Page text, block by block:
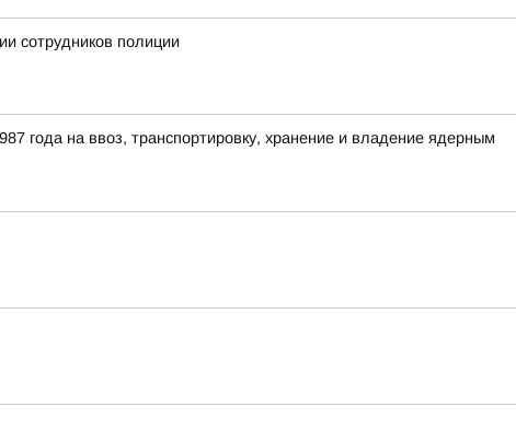
сотрудников полиции
года на ввоз, транспортировку, хранение и владение ядерным